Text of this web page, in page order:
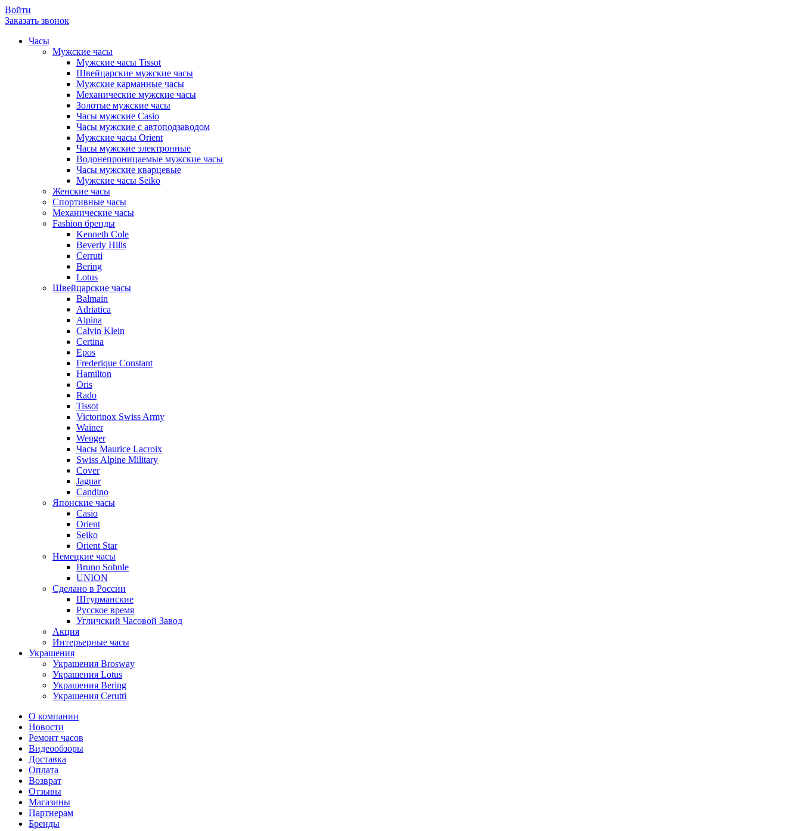
Войти
Заказать звонок
Часы
Мужские часы
Мужские часы Tissot
Швейцарские мужские часы
Мужские карманные часы
Механические мужские часы
Золотые мужские часы
Часы мужские Casio
Часы мужские с автоподзаводом
Мужские часы Orient
Часы мужские электронные
Водонепроницаемые мужские часы
Часы мужские кварцевые
Мужские часы Seiko
Женские часы
Спортивные часы
Механические часы
Fashion бренды
Kenneth Cole
Beverly Hills
Cerruti
Bering
Lotus
Швейцарские часы
Balmain
Adriatica
Alpina
Calvin Klein
Certina
Epos
Frederique Constant
Hamilton
Oris
Rado
Tissot
Victorinox Swiss Army
Wainer
Wenger
Часы Maurice Lacroix
Swiss Alpine Military
Cover
Jaguar
Candino
Японские часы
Casio
Orient
Seiko
Orient Star
Немецкие часы
Bruno Sohnle
UNION
Сделано в России
Штурманские
Русское время
Угличский Часовой Завод
Акция
Интерьерные часы
Украшения
Украшения Brosway
Украшения Lotus
Украшения Bering
Украшения Cerutti
О компании
Новости
Ремонт часов
Видеообзоры
Доставка
Оплата
Возврат
Отзывы
Магазины
Партнерам
Бренды